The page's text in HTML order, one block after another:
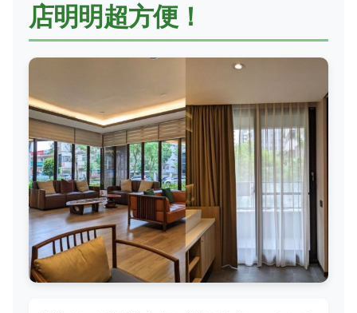
店明明超方便！